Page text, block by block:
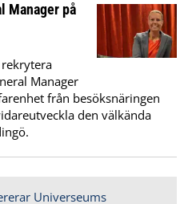
Manager på
Manager
från besöksnäringen
den välkända